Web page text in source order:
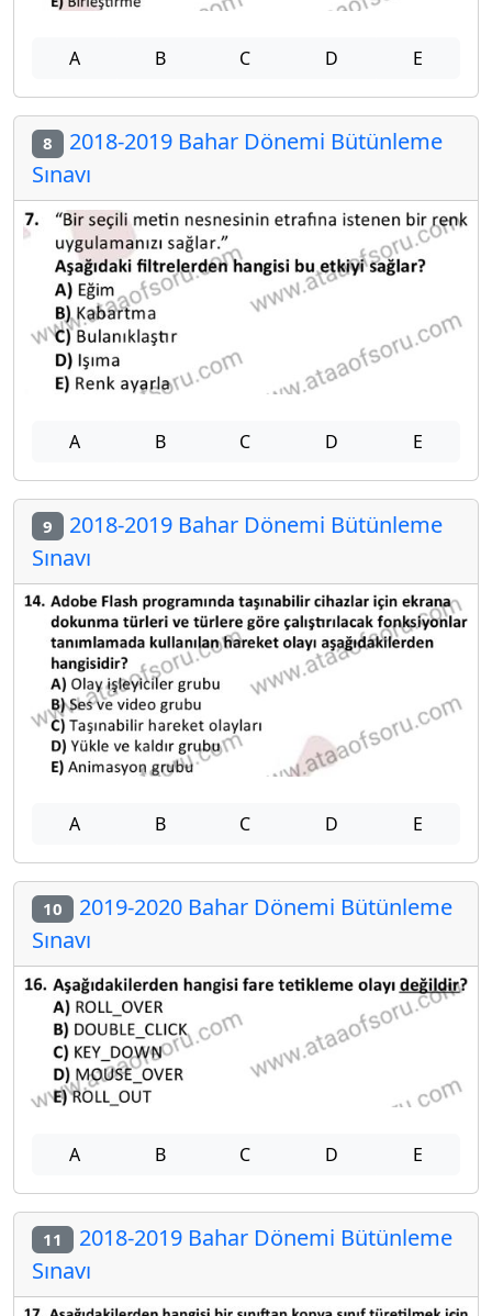
A B C D E
8 2018-2019 Bahar Dönemi Bütünleme
Sınavı
A B C D E
9 2018-2019 Bahar Dönemi Bütünleme
Sınavı
A B C D E
10 2019-2020 Bahar Dönemi Bütünleme
Sınavı
A B C D E
11 2018-2019 Bahar Dönemi Bütünleme
Sınavı